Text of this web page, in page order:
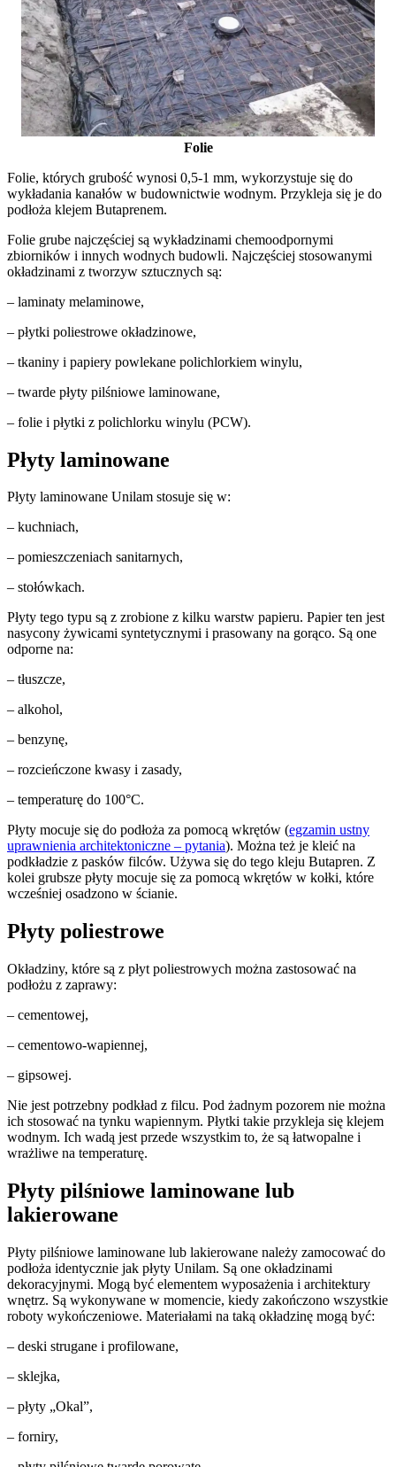
Folie
Folie, których grubość wynosi 0,5-1 mm, wykorzystuje się do
wykładania kanałów w budownictwie wodnym. Przykleja się je do
podłoża klejem Butaprenem.
Folie grube najczęściej są wykładzinami chemoodpornymi
zbiorników i innych wodnych budowli. Najczęściej stosowanymi
okładzinami z tworzyw sztucznych są:
– laminaty melaminowe,
– płytki poliestrowe okładzinowe,
– tkaniny i papiery powlekane polichlorkiem winylu,
– twarde płyty pilśniowe laminowane,
– folie i płytki z polichlorku winylu (PCW).
Płyty laminowane
Płyty laminowane Unilam stosuje się w:
– kuchniach,
– pomieszczeniach sanitarnych,
– stołówkach.
Płyty tego typu są z zrobione z kilku warstw papieru. Papier ten jest
nasycony żywicami syntetycznymi i prasowany na gorąco. Są one
odporne na:
– tłuszcze,
– alkohol,
– benzynę,
– rozcieńczone kwasy i zasady,
– temperaturę do 100°C.
Płyty mocuje się do podłoża za pomocą wkrętów (egzamin ustny
uprawnienia architektoniczne – pytania). Można też je kleić na
podkładzie z pasków filców. Używa się do tego kleju Butapren. Z
kolei grubsze płyty mocuje się za pomocą wkrętów w kołki, które
wcześniej osadzono w ścianie.
Płyty poliestrowe
Okładziny, które są z płyt poliestrowych można zastosować na
podłożu z zaprawy:
– cementowej,
– cementowo-wapiennej,
– gipsowej.
Nie jest potrzebny podkład z filcu. Pod żadnym pozorem nie można
ich stosować na tynku wapiennym. Płytki takie przykleja się klejem
wodnym. Ich wadą jest przede wszystkim to, że są łatwopalne i
wrażliwe na temperaturę.
Płyty pilśniowe laminowane lub
lakierowane
Płyty pilśniowe laminowane lub lakierowane należy zamocować do
podłoża identycznie jak płyty Unilam. Są one okładzinami
dekoracyjnymi. Mogą być elementem wyposażenia i architektury
wnętrz. Są wykonywane w momencie, kiedy zakończono wszystkie
roboty wykończeniowe. Materiałami na taką okładzinę mogą być:
– deski strugane i profilowane,
– sklejka,
– płyty „Okal”,
– forniry,